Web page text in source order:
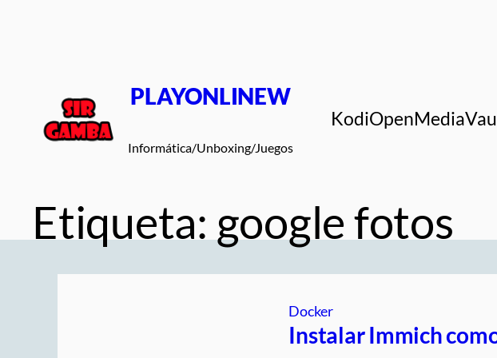
PLAYONLINEW
Informática/Unboxing/Juegos
Kodi
Etiqueta: google fotos
Docker
Instalar Immich